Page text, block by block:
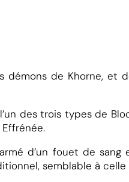
démons de Khorne,
des trois types de
d’un fouet de
semblable à